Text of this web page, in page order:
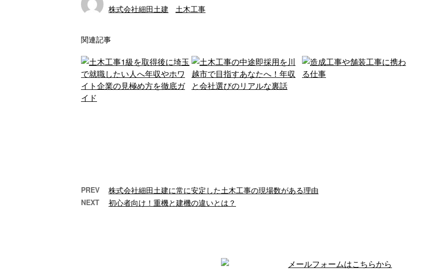
株式会社細田土建 土木工事
関連記事
が、求人サイトの「未
経験OK」「即日勤務
はじめとした土木施工
を通じて、地域の基盤
PREV 株式会社細田土建に常に安定した土木工事の現場数がある理由
NEXT 初心者向け！重機と建機の違いとは？